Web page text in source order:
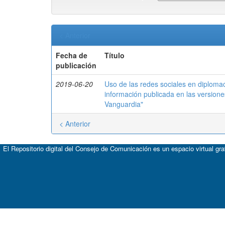
Fecha de
publicación
Título
2019-06-20
Uso de las redes sociales en
información publicada en las
Vanguardia"
< Anterior
El Repositorio digital del Consejo de Comunicación es un espacio virtual